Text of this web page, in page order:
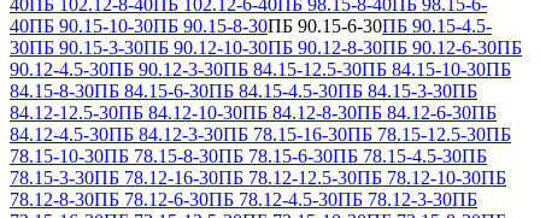
40ПБ 102.12-8-40ПБ 102.12-6-40ПБ 98.15-8-40ПБ 98.15-6-
40ПБ 90.15-10-30ПБ 90.15-8-30ПБ 90.15-6-30ПБ 90.15-4.5-
30ПБ 90.15-3-30ПБ 90.12-10-30ПБ 90.12-8-30ПБ 90.12-6-30ПБ
90.12-4.5-30ПБ 90.12-3-30ПБ 84.15-12.5-30ПБ 84.15-10-30ПБ
84.15-8-30ПБ 84.15-6-30ПБ 84.15-4.5-30ПБ 84.15-3-30ПБ
84.12-12.5-30ПБ 84.12-10-30ПБ 84.12-8-30ПБ 84.12-6-30ПБ
84.12-4.5-30ПБ 84.12-3-30ПБ 78.15-16-30ПБ 78.15-12.5-30ПБ
78.15-10-30ПБ 78.15-8-30ПБ 78.15-6-30ПБ 78.15-4.5-30ПБ
78.15-3-30ПБ 78.12-16-30ПБ 78.12-12.5-30ПБ 78.12-10-30ПБ
78.12-8-30ПБ 78.12-6-30ПБ 78.12-4.5-30ПБ 78.12-3-30ПБ